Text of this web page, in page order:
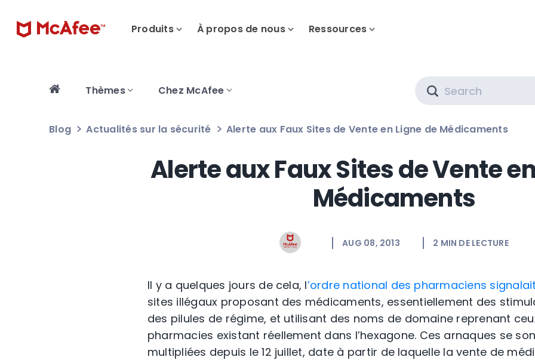
Produits À propos de nous Ressources
Thèmes Chez McAfee
Blog Actualités sur la sécurité Alerte aux Faux Sites de Vente en Ligne de Médicaments
Alerte aux Faux Sites de Vente
Médicaments
AUG 08, 2013 2 MIN DE LECTURE
Il y a quelques jours de cela, l’ordre national des pharmaciens signalait
sites illégaux proposant des médicaments, essentiellement des
des pilules de régime, et utilisant des noms de domaine reprenant
pharmacies existant réellement dans l’hexagone. Ces arnaques se
multipliées depuis le 12 juillet, date à partir de laquelle la vente de